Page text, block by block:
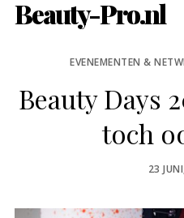
Beauty-Pro.nl
EVENEMENTEN &
Beauty Days
toch
POSTED
23